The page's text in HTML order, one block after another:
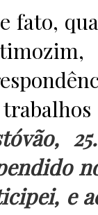
fato,
e